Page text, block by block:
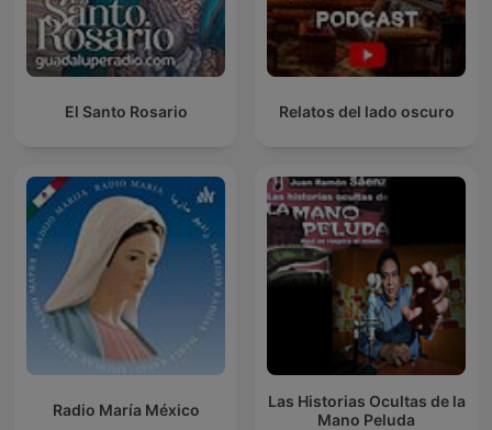
El Santo Rosario Relatos del lado oscuro
Radio María México
Las Historias Ocultas de la
Mano Peluda